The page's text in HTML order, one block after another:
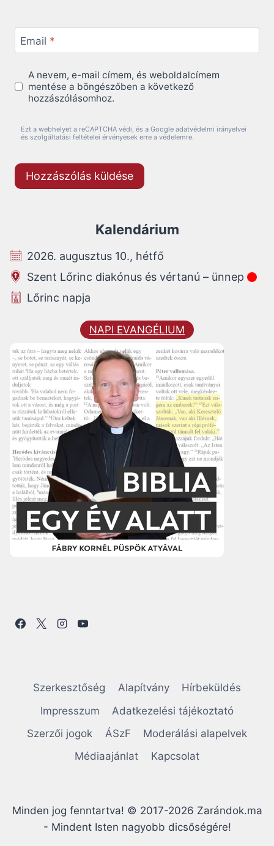
Email *
A nevem, e-mail címem, és weboldalcímem
mentése a böngészőben a következő
hozzászólásomhoz.
Ezt a webhelyet a reCAPTCHA védi, és a Google adatvédelmi irányelvei
és szolgáltatási feltételei érvényesek erre a védelemre.
Kalendárium
2026. augusztus 10., hétfő
Szent Lőrinc diakónus és vértanú – ünnep
Lőrinc napja
NAPI EVANGÉLIUM
Szerkesztőség Alapítvány
Hírbeküldés
Impresszum
Adatkezelési tájékoztató
Szerzői jogok
ÁSzF
Moderálási alapelvek
Médiaajánlat
Kapcsolat
Minden jog fenntartva! © 2017-2026 Zarándok.ma
- Mindent Isten nagyobb dicsőségére!